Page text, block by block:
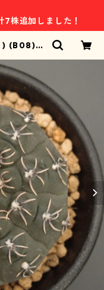
株追加しました！
) (B08)：